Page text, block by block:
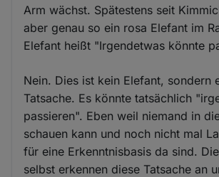
Arm wächst. Spätestens seit
aber genau so ein rosa Elefant im
Elefant heißt "Irgendetwas könnte
Nein. Dies ist kein Elefant, sondern
Tatsache. Es könnte tatsächlich
passieren". Eben weil niemand in
schauen kann und noch nicht mal
für eine Erkenntnisbasis da sind.
selbst erkennen diese Tatsache an